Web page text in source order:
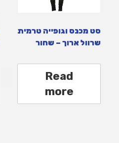
סט מכנס וגופייה טרמית
שרוול ארוך – שחור
Read
more